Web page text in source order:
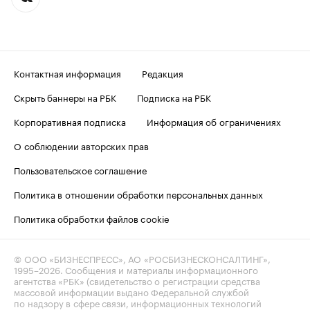
Контактная информация
Редакция
Скрыть баннеры на РБК
Подписка на РБК
Корпоративная подписка
Информация об ограничениях
О соблюдении авторских прав
Пользовательское соглашение
Политика в отношении обработки персональных данных
Политика обработки файлов cookie
© ООО «БИЗНЕСПРЕСС», АО «РОСБИЗНЕСКОНСАЛТИНГ»,
1995–2026 . Сообщения и материалы информационного
агентства «РБК» (свидетельство о регистрации средства
массовой информации выдано Федеральной службой
по надзору в сфере связи, информационных технологий